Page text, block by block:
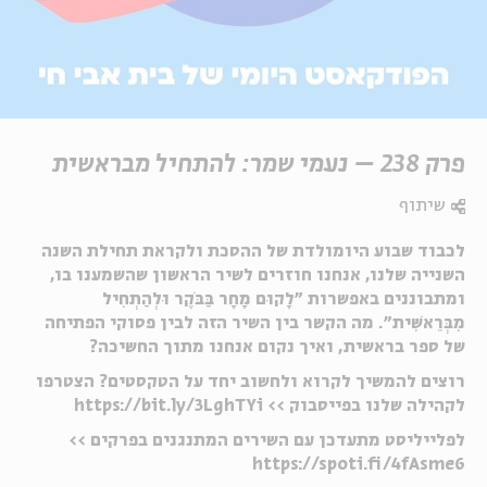
פרק 238 – נעמי שמר: להתחיל מבראשית
לכבוד שבוע היומולדת של ההסכת ולקראת תחילת השנה
השנייה שלנו, אנחנו חוזרים לשיר הראשון שהשמענו בו,
ומתבוננים באפשרות ״לָקוּם מָחָר בַּבֹּקֶר וּלְהַתְחִיל
מִבְּרֵאשִׁית״. מה הקשר בין השיר הזה לבין פסוקי הפתיחה
של ספר בראשית, ואיך נקום אנחנו מתוך החשיכה?
רוצים להמשיך לקרוא ולחשוב יחד על הטקסטים? הצטרפו
לקהילה שלנו בפייסבוק >> https://bit.ly/3LghTYi
לפלייליסט מתעדכן עם השירים המתנגנים בפרקים >>
https://spoti.fi/4fAsme6
שיתוף